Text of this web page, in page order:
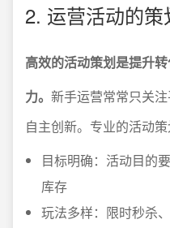
2. 运营活动的策
高效的活动策划是提升
力。 新手运营常常只关
自主创新。专业的活动策
目标明确：活动目的
库存
玩法多样：限时秒杀